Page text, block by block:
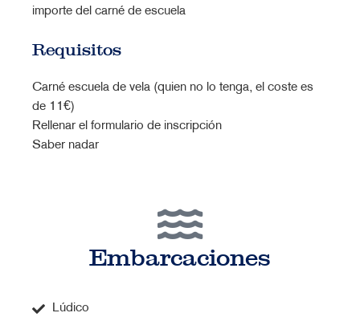
importe del carné de escuela
Requisitos
Carné escuela de vela (quien no lo tenga, el coste es
de 11€)
Rellenar el formulario de inscripción
Saber nadar
Embarcaciones
Lúdico